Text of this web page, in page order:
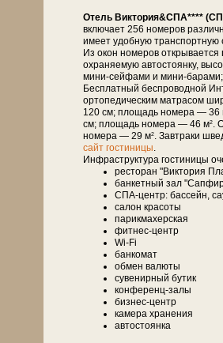
Отель Виктория&СПА****
включает 256 номеров
имеет удобную транспортную
Из окон номеров
охраняемую автостоянку,
мини-сейфами и мини-барами;
Бесплатный беспроводной
ортопедическим матрасом
120 см; площадь номера — 36
см; площадь номера — 46 м2.
номера — 29 м2. Завтраки
сайт гостиницы.
Инфраструктура гостиницы
ресторан "Виктория
банкетный зал
СПА-центр: бассейн,
салон красоты
парикмахерская
фитнес-центр
Wi-Fi
банкомат
обмен валюты
сувенирный бутик
конференц-залы
бизнес-центр
камера хранения
автостоянка